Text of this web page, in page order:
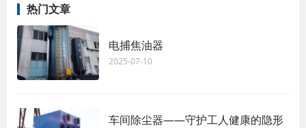
热门文章
电捕焦油器
2025-07-10
车间除尘器——守护工人健康的隐形